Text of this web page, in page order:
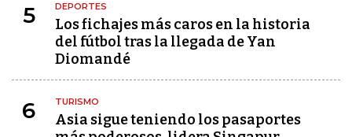
5 DEPORTES
Los fichajes más caros en la historia
del fútbol tras la llegada de Yan
Diomandé
6 TURISMO
Asia sigue teniendo los pasaportes